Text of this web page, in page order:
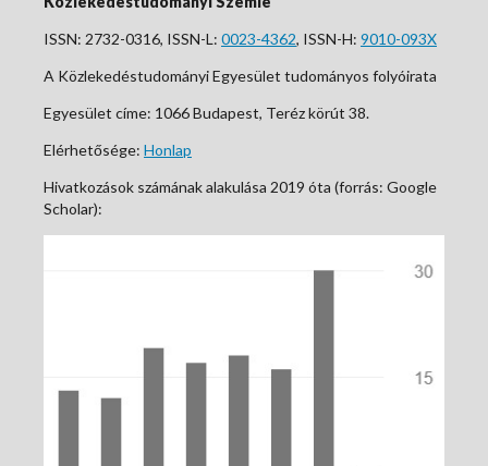
ISSN: 2732-0316, ISSN-L: 0023-4362, ISSN-H: 9010-093X
A Közlekedéstudományi Egyesület tudományos folyóirata
Egyesület címe: 1066 Budapest, Teréz körút 38.
Elérhetősége: Honlap
Hivatkozások számának alakulása 2019 óta (forrás: Google
Scholar):